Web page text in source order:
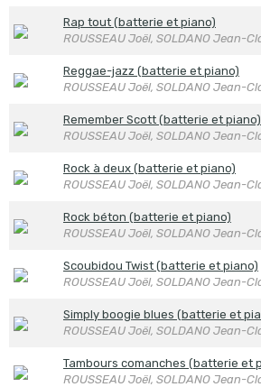
Rap tout (batterie et piano)
ROUSSEAU Joël, SOLDANO Jean-
Reggae-jazz (batterie et piano)
ROUSSEAU Joël, SOLDANO Jean-
Remember Scott (batterie et piano)
ROUSSEAU Joël, SOLDANO Jean-
Rock à deux (batterie et piano)
ROUSSEAU Joël, SOLDANO Jean-
Rock béton (batterie et piano)
ROUSSEAU Joël, SOLDANO Jean-
Scoubidou Twist (batterie et piano)
ROUSSEAU Joël, SOLDANO Jean-
Simply boogie blues (batterie et
ROUSSEAU Joël, SOLDANO Jean-
Tambours comanches (batterie et
ROUSSEAU Joël, SOLDANO Jean-